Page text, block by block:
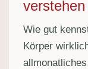
Wie gut
Körper